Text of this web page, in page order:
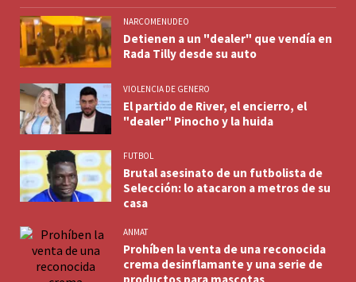
NARCOMENUDEO
Detienen a un "dealer" que vendía en
Rada Tilly desde su auto
VIOLENCIA DE GENERO
El partido de River, el encierro, el
"dealer" Pinocho y la huida
FUTBOL
Brutal asesinato de un futbolista de
Selección: lo atacaron a metros de su
casa
ANMAT
Prohíben la venta de una reconocida
crema desinflamante y una serie de